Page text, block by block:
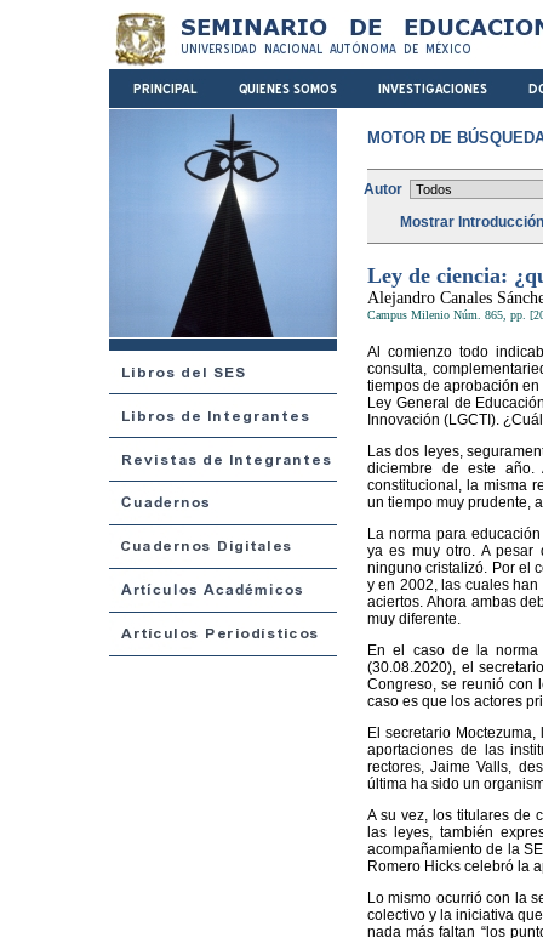
MOTOR DE
Autor
Mostrar
Ley de ciencia:
Alejandro Canales
Campus Milenio Núm. 865, pp.
Al comienzo todo
consulta,
tiempos de aprobación
Ley General de
Innovación (LGCTI).
Las dos leyes,
diciembre de este
constitucional, la misma
un tiempo muy prudente,
La norma para
ya es muy otro. A pesar
ninguno cristalizó. Por el
y en 2002, las cuales
aciertos. Ahora ambas
muy diferente.
En el caso de la
(30.08.2020), el
Congreso, se reunió con
caso es que los actores
El secretario
aportaciones de las
rectores, Jaime Valls,
última ha sido un
A su vez, los titulares de
las leyes, también
acompañamiento de la
Romero Hicks celebró la
Lo mismo ocurrió con la
colectivo y la iniciativa
nada más faltan “los